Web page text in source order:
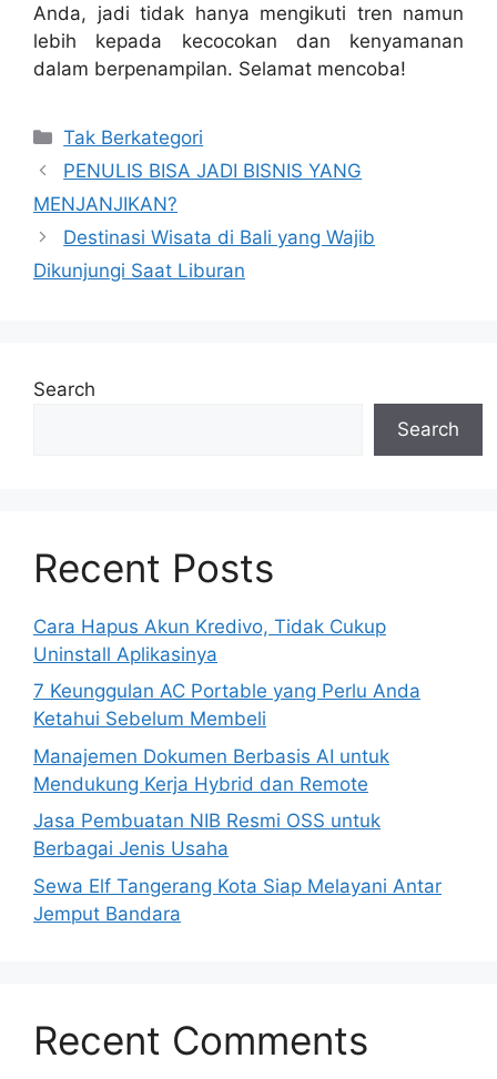
Anda, jadi tidak hanya mengikuti tren namun
lebih kepada kecocokan dan kenyamanan
dalam berpenampilan. Selamat mencoba!
Categories
Tak Berkategori
PENULIS BISA JADI BISNIS YANG
MENJANJIKAN?
Destinasi Wisata di Bali yang Wajib
Dikunjungi Saat Liburan
Search
Search
Recent Posts
Cara Hapus Akun Kredivo, Tidak Cukup
Uninstall Aplikasinya
7 Keunggulan AC Portable yang Perlu Anda
Ketahui Sebelum Membeli
Manajemen Dokumen Berbasis AI untuk
Mendukung Kerja Hybrid dan Remote
Jasa Pembuatan NIB Resmi OSS untuk
Berbagai Jenis Usaha
Sewa Elf Tangerang Kota Siap Melayani Antar
Jemput Bandara
Recent Comments